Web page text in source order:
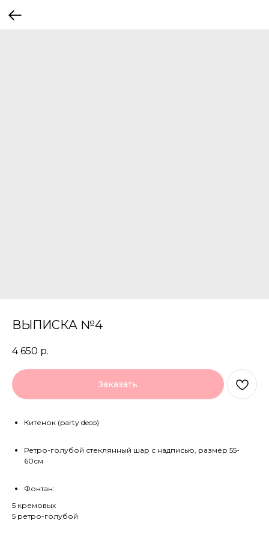
ВЫПИСКА №4
4 650 р.
Заказать
Китенок (party deco)
Ретро-голубой стеклянный шар с надписью, размер 55-
60см
Фонтан:
5 кремовых
5 ретро-голубой